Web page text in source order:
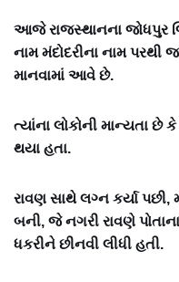
આજે રાજસ્થાનના જોધપુર
નામ મંદોદરીના નામ
માનવામાં આવે છે.
ત્યાંના લોકોની માન્યતા
થયા હતા.
રાવણ સાથે લગ્ન કર્યા પછી,
બની, જે નગરી રાવણે
ધકરીને છીનવી લીધી હતી.